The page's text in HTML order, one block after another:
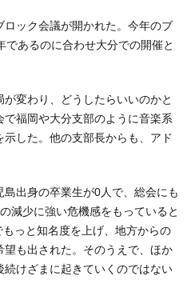
ック会議が開かれた。今年のブ
あるのに合わせ大分での開催と
変わり、どうしたらいいのかと
福岡や大分支部のように音楽系
した。他の支部長からも、アド
出身の卒業生が0人で、総会にも
減少に強い危機感をもっていると
っと知名度を上げ、地方からの
も出された。そのうえで、ほか
けざまに起きていくのではない